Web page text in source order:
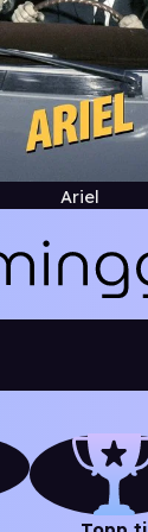
Ariel